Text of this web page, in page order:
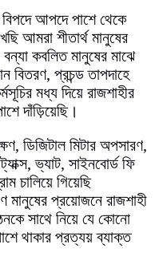
বিপদে আপদে পাশে থেকে
আমরা শীতার্থ মানুষের
কবলিত মানুষের মাঝে
বিতরণ, প্রচন্ড তাপদাহে
মধ্য দিয়ে রাজশাহীর
দাঁড়িয়েছি।
ডিজিটাল মিটার অপসারণ,
ভ্যাট, সাইনবোর্ড ফি
চালিয়ে গিয়েছি
মানুষের প্রয়োজনে রাজশাহী
সাথে নিয়ে যে কোনো
থাকার প্রত্যয় ব্যাক্ত